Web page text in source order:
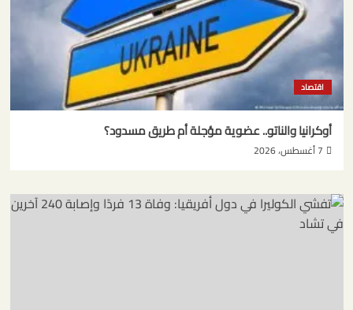
اقتصاد
أوكرانيا والناتو.. عضوية مؤجلة أم طريق مسدود؟
7 أغسطس، 2026